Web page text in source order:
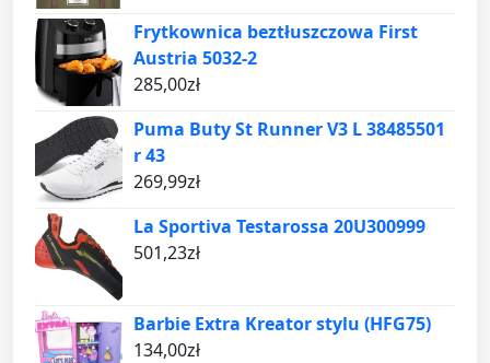
Frytkownica beztłuszczowa First
Austria 5032-2
285,00zł
Puma Buty St Runner V3 L 38485501
r 43
269,99zł
La Sportiva Testarossa 20U300999
501,23zł
Barbie Extra Kreator stylu (HFG75)
134,00zł